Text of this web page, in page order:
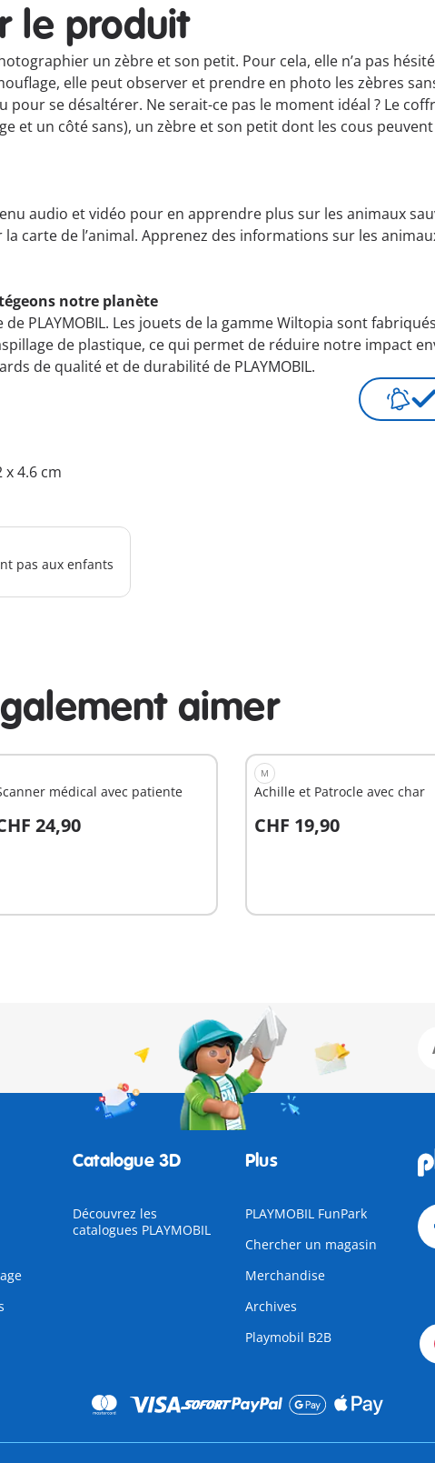
le produit
un zèbre et son petit. Pour cela, elle n’a pas
elle peut observer et prendre en photo les zèbres
se désaltérer. Ne serait-ce pas le moment idéal ? Le
et un côté sans), un zèbre et son petit dont les cous
audio et vidéo pour en apprendre plus sur les animaux
carte de l’animal. Apprenez des informations sur les
notre planète
PLAYMOBIL. Les jouets de la gamme Wiltopia sont
de plastique, ce qui permet de réduire notre impact
de qualité et de durabilité de PLAYMOBIL.
x 4.6 cm
pas aux enfants
aimer
médical avec patiente
24,90
Au panier
M
Achille et Patrocle avec char
CHF 19,90
Au panier
Catalogue 3D
Découvrez les
catalogues PLAYMOBIL
Plus
PLAYMOBIL FunPark
Chercher un magasin
Merchandise
Archives
Playmobil B2B